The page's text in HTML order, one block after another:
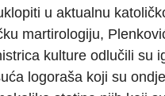
u aktualnu
martirologiju,
kulture odlučili su
logoraša koji su ondje